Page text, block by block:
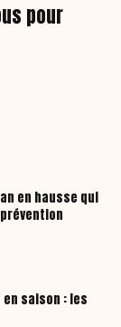
pour
en hausse qui
saison : les